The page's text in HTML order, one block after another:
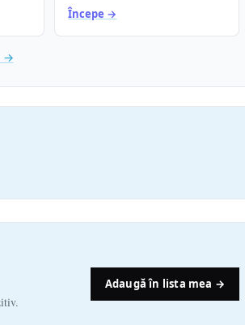
Începe →
→
Adaugă în lista mea →